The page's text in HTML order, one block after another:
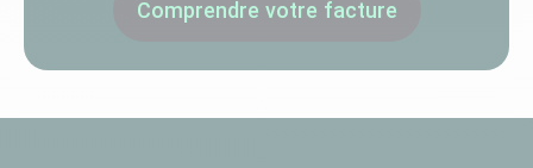
Comprendre votre facture